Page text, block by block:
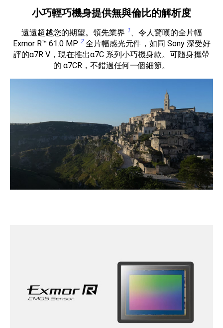
小巧輕巧機身提供無與倫比的解析度
遠遠超越您的期望。領先業界 1、令人驚嘆的全片幅
Exmor R™ 61.0 MP 2全片幅感光元件，如同 Sony 深受好
評的α7R V，現在推出α7C 系列小巧機身款。可隨身攜帶
的 α7CR，不錯過任何一個細節。